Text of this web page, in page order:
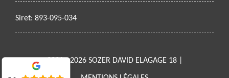
Siret: 893-095-034
2021 - 2026 SOZER DAVID ELAGAGE 18 |